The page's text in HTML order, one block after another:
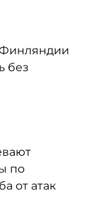
без
по
от атак